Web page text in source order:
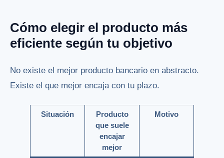
Cómo elegir el producto más
eficiente según tu objetivo
No existe el mejor producto bancario en abstracto.
Existe el que mejor encaja con tu plazo.
Situación
Producto
que suele
encajar
mejor
Motivo